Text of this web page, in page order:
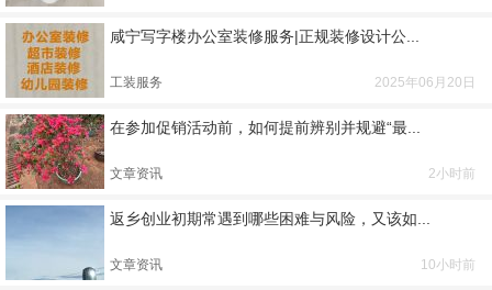
咸宁写字楼办公室装修服务|正规装修设计公...
工装服务 2025年06月20日
在参加促销活动前，如何提前辨别并规避“最...
文章资讯 2小时前
返乡创业初期常遇到哪些困难与风险，又该如...
文章资讯 10小时前